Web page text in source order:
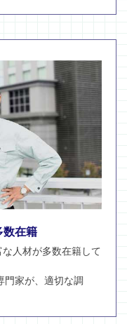
数在籍
人材が多数在籍して
門家が、適切な調